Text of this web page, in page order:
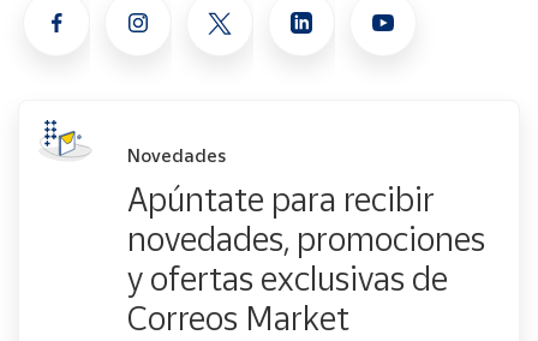
Novedades
Apúntate para recibir
novedades, promociones
y ofertas exclusivas de
Correos Market